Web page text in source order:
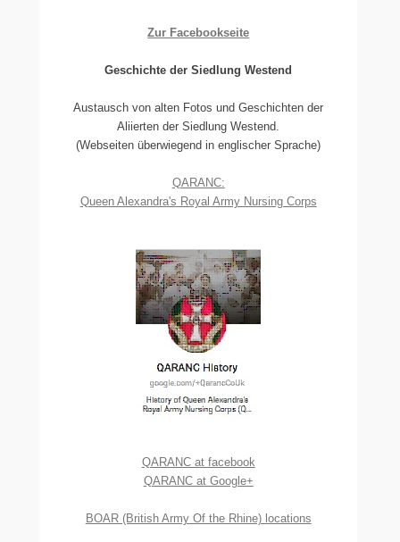
Zur Facebookseite
Geschichte der Siedlung Westend
Austausch von alten Fotos und Geschichten der
Aliierten der Siedlung Westend.
(Webseiten überwiegend in englischer Sprache)
QARANC:
Queen Alexandra's Royal Army Nursing Corps
QARANC at facebook
QARANC at Google+
BOAR (British Army Of the Rhine) locations